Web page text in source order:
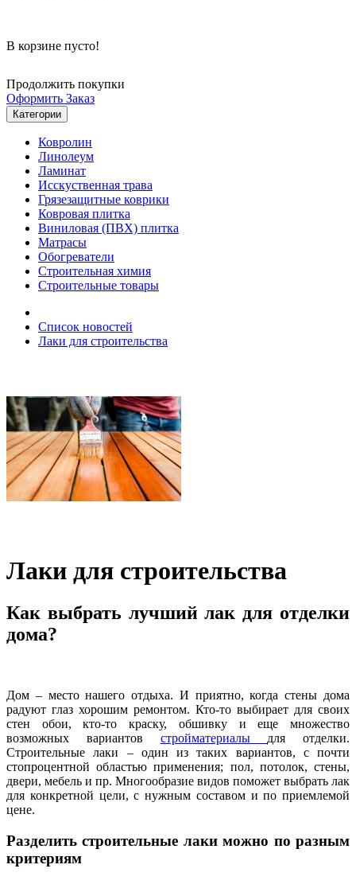
В корзине пусто!
Продолжить покупки
Оформить Заказ
Категории
Ковролин
Линолеум
Ламинат
Исскуственная трава
Грязезащитные коврики
Ковровая плитка
Виниловая (ПВХ) плитка
Матрасы
Обогреватели
Строительная химия
Строительные товары
Список новостей
Лаки для строительства
Лаки для строительства
Как выбрать лучший лак для отделки
дома?
Дом – место нашего отдыха. И приятно, когда стены дома
радуют глаз хорошим ремонтом. Кто-то выбирает для своих
стен обои, кто-то краску, обшивку и еще множество
возможных вариантов стройматериалы для отделки.
Строительные лаки – один из таких вариантов, с почти
стопроцентной областью применения; пол, потолок, стены,
двери, мебель и пр. Многообразие видов поможет выбрать лак
для конкретной цели, с нужным составом и по приемлемой
цене.
Разделить строительные лаки можно по разным
критериям